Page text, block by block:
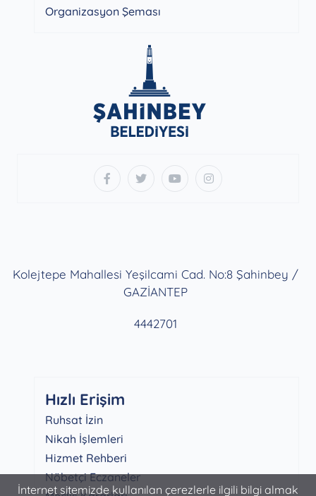
İnternet sitemizde kullanılan çerezlerle ilgili bilgi almak
Organizasyon Şeması
Kolejtepe Mahallesi Yeşilcami Cad. No:8 Şahinbey /
GAZİANTEP
4442701
Hızlı Erişim
Ruhsat İzin
Nikah İşlemleri
Hizmet Rehberi
Nöbetçi Eczaneler